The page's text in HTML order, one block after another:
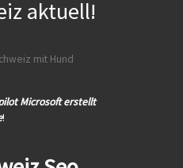
aktuell!
mit Hund
Microsoft erstellt
!